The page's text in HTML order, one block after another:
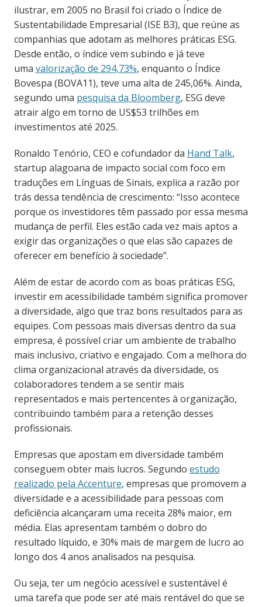
ilustrar, em 2005 no Brasil foi criado o Índice de
Sustentabilidade Empresarial (ISE B3), que reúne as
companhias que adotam as melhores práticas ESG.
Desde então, o índice vem subindo e já teve
uma valorização de 294,73%, enquanto o Índice
Bovespa (BOVA11), teve uma alta de 245,06%. Ainda,
segundo uma pesquisa da Bloomberg, ESG deve
atrair algo em torno de US$53 trilhões em
investimentos até 2025.
Ronaldo Tenório, CEO e cofundador da Hand Talk,
startup alagoana de impacto social com foco em
traduções em Línguas de Sinais, explica a razão por
trás dessa tendência de crescimento: “Isso acontece
porque os investidores têm passado por essa mesma
mudança de perfil. Eles estão cada vez mais aptos a
exigir das organizações o que elas são capazes de
oferecer em benefício à sociedade”.
Além de estar de acordo com as boas práticas ESG,
investir em acessibilidade também significa promover
a diversidade, algo que traz bons resultados para as
equipes. Com pessoas mais diversas dentro da sua
empresa, é possível criar um ambiente de trabalho
mais inclusivo, criativo e engajado. Com a melhora do
clima organizacional através da diversidade, os
colaboradores tendem a se sentir mais
representados e mais pertencentes à organização,
contribuindo também para a retenção desses
profissionais.
Empresas que apostam em diversidade também
conseguem obter mais lucros. Segundo estudo
realizado pela Accenture, empresas que promovem a
diversidade e a acessibilidade para pessoas com
deficiência alcançaram uma receita 28% maior, em
média. Elas apresentam também o dobro do
resultado líquido, e 30% mais de margem de lucro ao
longo dos 4 anos analisados na pesquisa.
Ou seja, ter um negócio acessível e sustentável é
uma tarefa que pode ser até mais rentável do que se